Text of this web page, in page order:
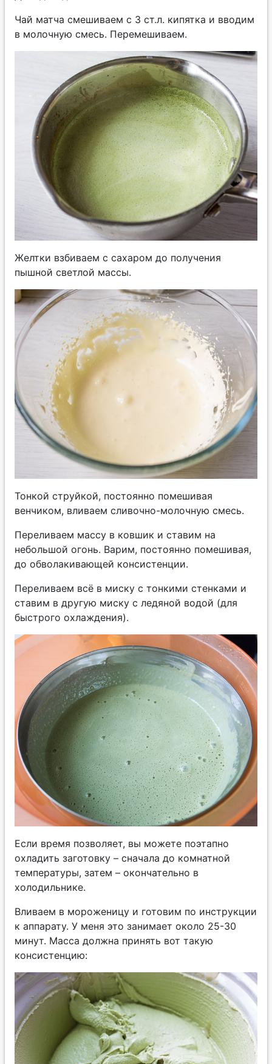
Чай матча смешиваем с 3 ст.л. кипятка и вводим
в молочную смесь. Перемешиваем.
Желтки взбиваем с сахаром до получения
пышной светлой массы.
Тонкой струйкой, постоянно помешивая
венчиком, вливаем сливочно-молочную смесь.
Переливаем массу в ковшик и ставим на
небольшой огонь. Варим, постоянно помешивая,
до обволакивающей консистенции.
Переливаем всё в миску с тонкими стенками и
ставим в другую миску с ледяной водой (для
быстрого охлаждения).
Если время позволяет, вы можете поэтапно
охладить заготовку – сначала до комнатной
температуры, затем – окончательно в
холодильнике.
Вливаем в мороженицу и готовим по инструкции
к аппарату. У меня это занимает около 25-30
минут. Масса должна принять вот такую
консистенцию: